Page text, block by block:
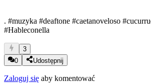
. #muzyka #deaftone #caetanoveloso
#Hableconella
3
0
Udostępnij
Zaloguj się aby komentować